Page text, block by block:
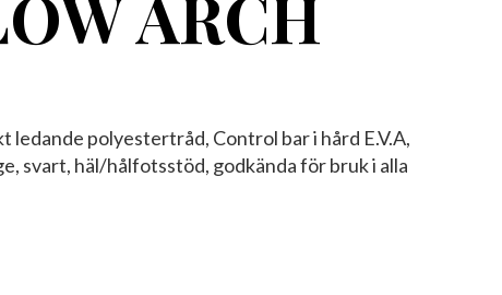
ledande polyestertråd, Control bar i hård E.V.A,
svart, häl/hålfotsstöd, godkända för bruk i alla